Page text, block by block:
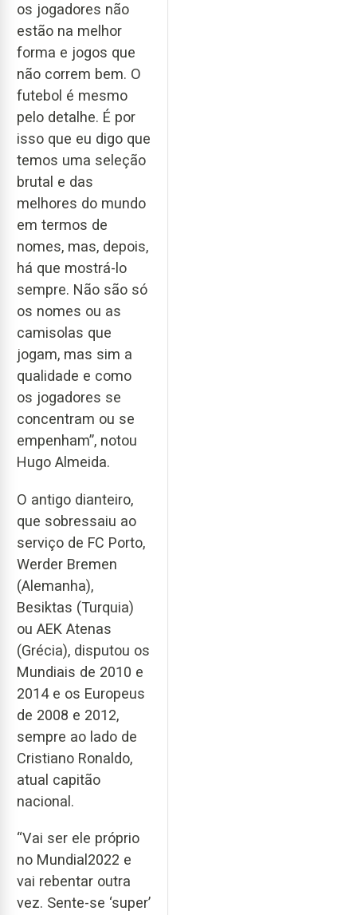
os jogadores não
estão na melhor
forma e jogos que
não correm bem. O
futebol é mesmo
pelo detalhe. É por
isso que eu digo que
temos uma seleção
brutal e das
melhores do mundo
em termos de
nomes, mas, depois,
há que mostrá-lo
sempre. Não são só
os nomes ou as
camisolas que
jogam, mas sim a
qualidade e como
os jogadores se
concentram ou se
empenham”, notou
Hugo Almeida.
O antigo dianteiro,
que sobressaiu ao
serviço de FC Porto,
Werder Bremen
(Alemanha),
Besiktas (Turquia)
ou AEK Atenas
(Grécia), disputou os
Mundiais de 2010 e
2014 e os Europeus
de 2008 e 2012,
sempre ao lado de
Cristiano Ronaldo,
atual capitão
nacional.
“Vai ser ele próprio
no Mundial2022 e
vai rebentar outra
vez. Sente-se ‘super’